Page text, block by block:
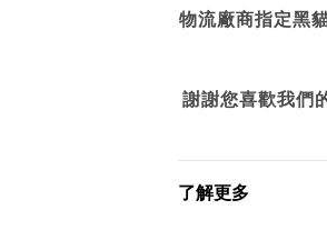
物流廠商指定黑
謝謝您喜歡我們
了解更多